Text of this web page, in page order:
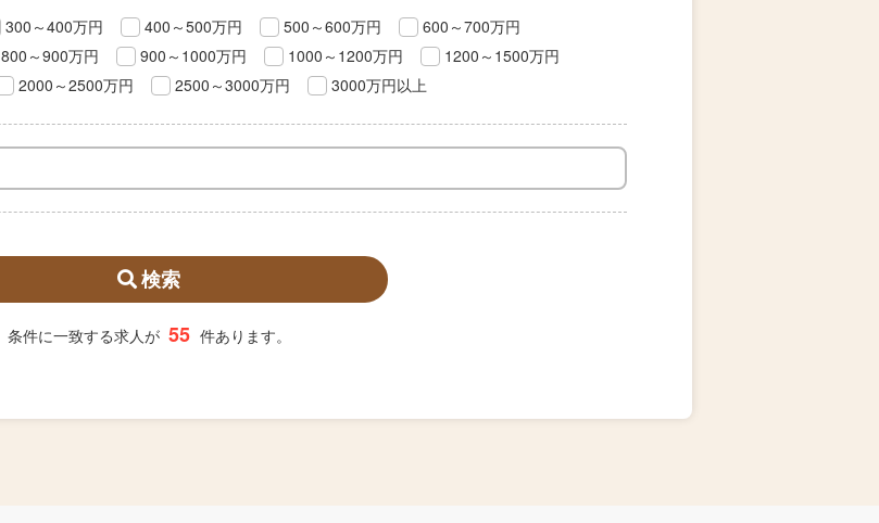
300～400万円 400～500万円 500～600万円
600～700万円
800～900万円 900～1000万円 1000～1200万円
1200～1500万円
2000～2500万円 2500～3000万円 3000万円以上
検索
条件に一致する求人が 55 件あります。